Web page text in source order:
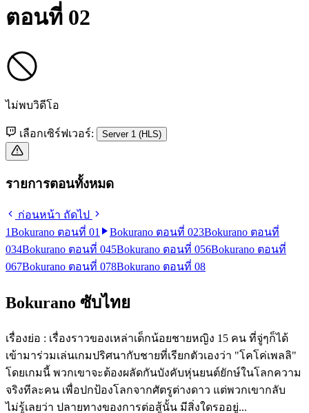
ตอนที่ 02
ไม่พบวิดีโอ
เลือกเซิร์ฟเวอร์: Server 1 (HLS)
รายการตอนทั้งหมด
ก่อนหน้า ถัดไป
1Bokurano ตอนที่ 01 Bokurano ตอนที่ 023Bokurano ตอนที่
034Bokurano ตอนที่ 045Bokurano ตอนที่ 056Bokurano ตอนที่
067Bokurano ตอนที่ 078Bokurano ตอนที่ 08
Bokurano ซับไทย
เรื่องย่อ : เรื่องราวของเหล่าเด็กน้อยชายหญิง 15 คน ที่จู่ๆก็ได้
เข้ามาร่วมเล่นเกมปริศนากับชายที่เรียกตัวเองว่า "โคโค่เพลลิ"
โดยเกมนี้ พวกเขาจะต้องผลัดกันบังคับหุ่นยนต์ยักษ์ในโลกความ
จริงทีละคน เพื่อปกป้องโลกจากศัตรูต่างดาว แต่พวกเขากลับ
ไม่รู้เลยว่า ปลายทางของการต่อสู้นั้น มีสิ่งใดรออยู่...